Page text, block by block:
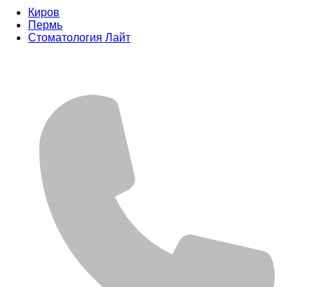
Киров
Пермь
Стоматология Лайт